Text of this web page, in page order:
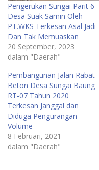
Pengerukan Sungai Parit 6
Desa Suak Samin Oleh
PT.WKS Terkesan Asal Jadi
Dan Tak Memuaskan
20 September, 2023
dalam "Daerah"
Pembangunan Jalan Rabat
Beton Desa Sungai Baung
RT-07 Tahun 2020
Terkesan Janggal dan
Diduga Pengurangan
Volume
8 Februari, 2021
dalam "Daerah"